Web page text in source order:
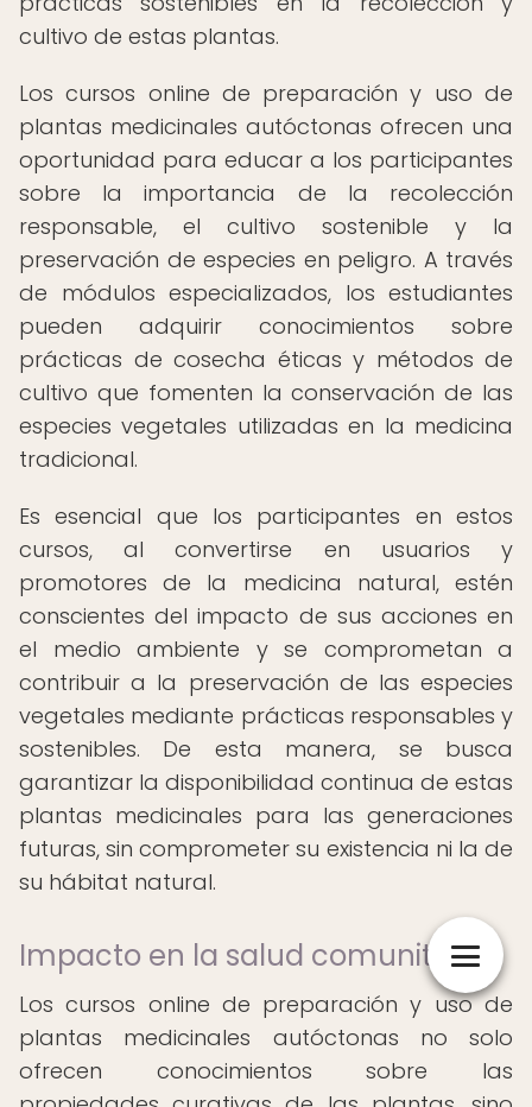
cultivo de estas plantas.
Los cursos online de preparación y uso de
plantas medicinales autóctonas ofrecen una
oportunidad para educar a los participantes
sobre la importancia de la recolección
responsable, el cultivo sostenible y la
preservación de especies en peligro. A través
de módulos especializados, los estudiantes
pueden adquirir conocimientos sobre
prácticas de cosecha éticas y métodos de
cultivo que fomenten la conservación de las
especies vegetales utilizadas en la medicina
tradicional.
Es esencial que los participantes en estos
cursos, al convertirse en usuarios y
promotores de la medicina natural, estén
conscientes del impacto de sus acciones en
el medio ambiente y se comprometan a
contribuir a la preservación de las especies
vegetales mediante prácticas responsables y
sostenibles. De esta manera, se busca
garantizar la disponibilidad continua de estas
plantas medicinales para las generaciones
futuras, sin comprometer su existencia ni la de
su hábitat natural.
Impacto en la salud comunitaria
Los cursos online de preparación y uso de
plantas medicinales autóctonas no solo
ofrecen conocimientos sobre las